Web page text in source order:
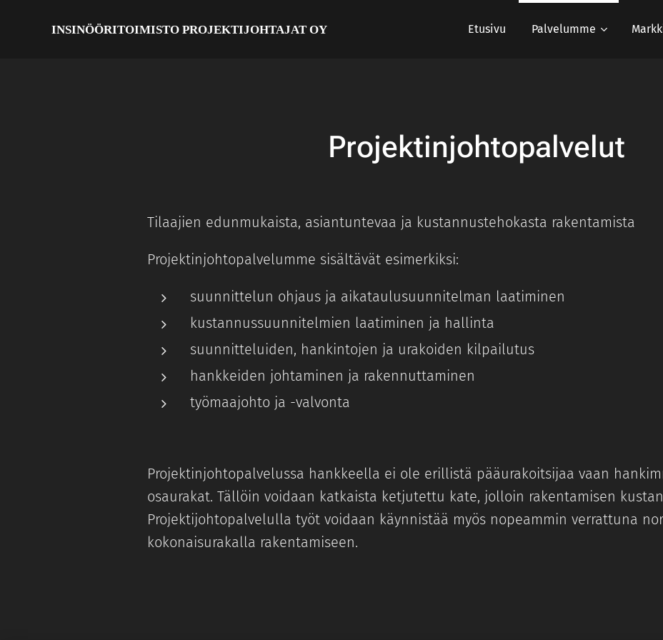
INSINÖÖRITOIMISTO PROJEKTIJOHTAJAT OY Etusivu Palvelumme
Projektinjohtopalvelut
Tilaajien edunmukaista, asiantuntevaa ja kustannustehokasta rakentamista
Projektinjohtopalvelumme sisältävät esimerkiksi:
suunnittelun ohjaus ja aikataulusuunnitelman laatiminen
kustannussuunnitelmien laatiminen ja hallinta
suunnitteluiden, hankintojen ja urakoiden kilpailutus
hankkeiden johtaminen ja rakennuttaminen
työmaajohto ja -valvonta
Projektinjohtopalvelussa hankkeella ei ole erillistä pääurakoitsijaa vaan
osaurakat. Tällöin voidaan katkaista ketjutettu kate, jolloin rakentamisen
Projektijohtopalvelulla työt voidaan käynnistää myös nopeammin verrattuna
kokonaisurakalla rakentamiseen.